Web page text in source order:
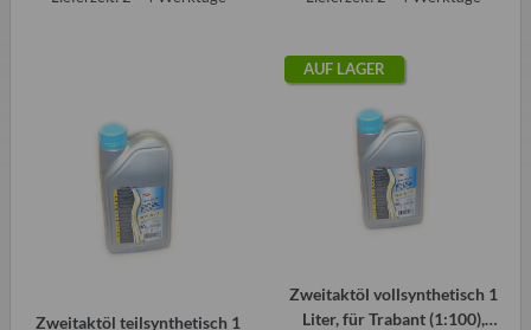
Zweitaktöl teilsynthetisch 1
AUF LAGER
Zweitaktöl vollsynthetisch 1
Liter, für Trabant (1:100),